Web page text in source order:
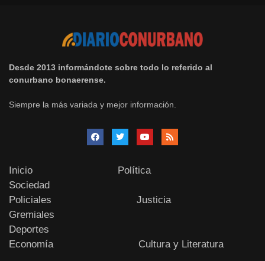
Desde 2013 informándote sobre todo lo referido al
conurbano bonaerense.
Siempre la más variada y mejor información.
Inicio
Política
Sociedad
Policiales
Justicia
Gremiales
Deportes
Economía
Cultura y Literatura